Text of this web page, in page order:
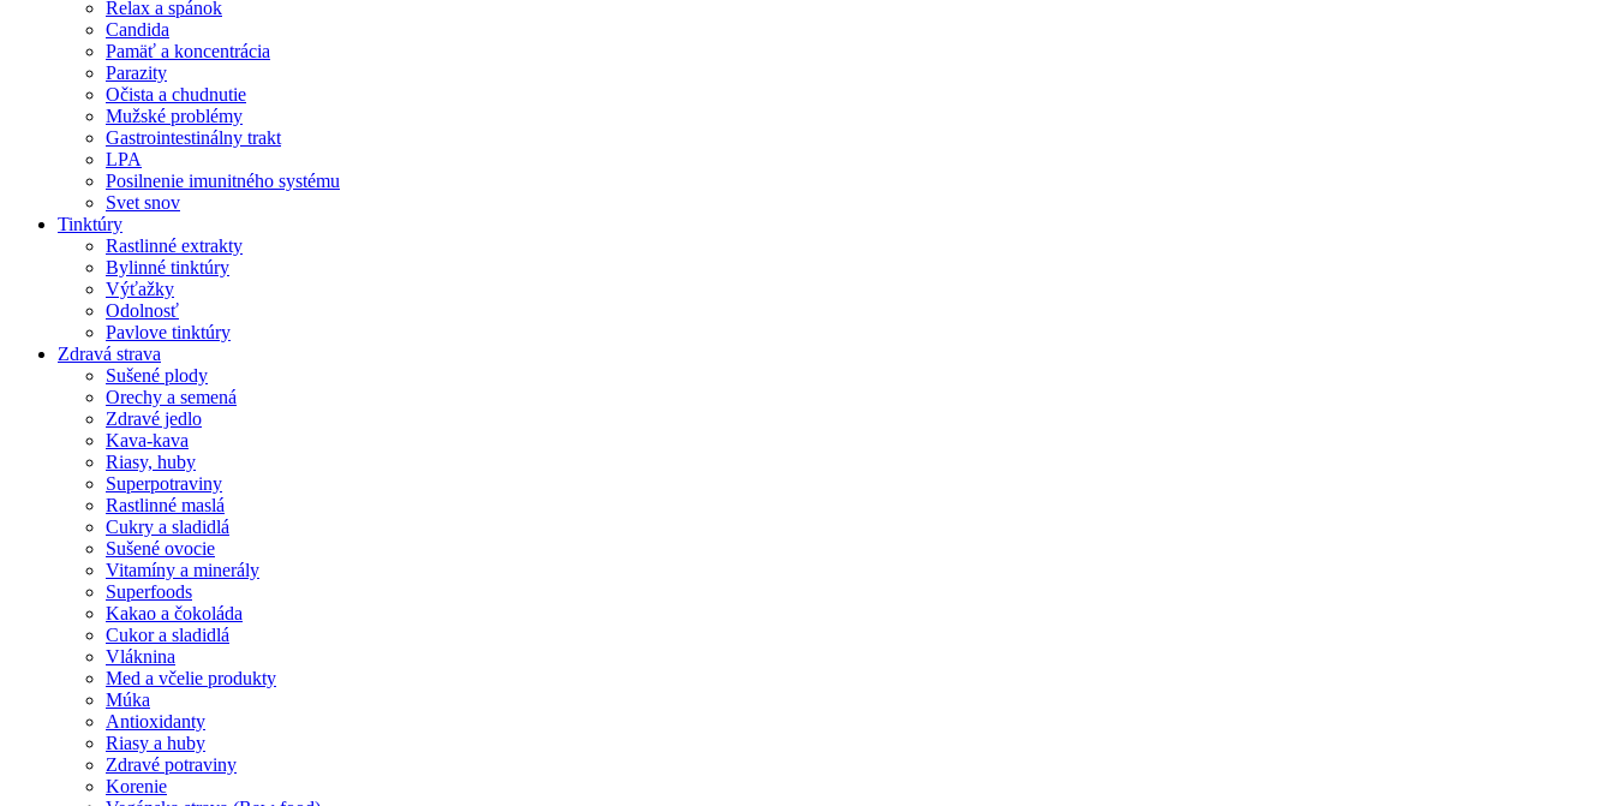
Relax a spánok
Candida
Pamäť a koncentrácia
Parazity
Očista a chudnutie
Mužské problémy
Gastrointestinálny trakt
LPA
Posilnenie imunitného systému
Svet snov
Tinktúry
Rastlinné extrakty
Bylinné tinktúry
Výťažky
Odolnosť
Pavlove tinktúry
Zdravá strava
Sušené plody
Orechy a semená
Zdravé jedlo
Kava-kava
Riasy, huby
Superpotraviny
Rastlinné maslá
Cukry a sladidlá
Sušené ovocie
Vitamíny a minerály
Superfoods
Kakao a čokoláda
Cukor a sladidlá
Vláknina
Med a včelie produkty
Múka
Antioxidanty
Riasy a huby
Zdravé potraviny
Korenie